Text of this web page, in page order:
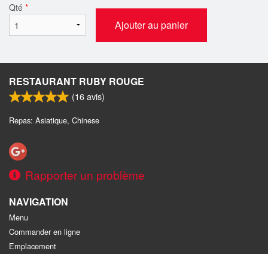
Qté *
Ajouter au panier
RESTAURANT RUBY ROUGE
(16avis)
Repas: Asiatique, Chinese
Rapporter un problème
NAVIGATION
Menu
Commander en ligne
Emplacement